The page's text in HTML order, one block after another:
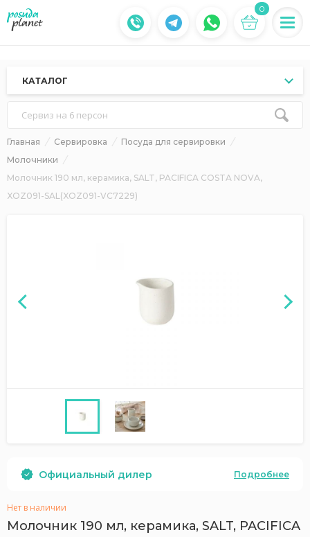
0
КАТАЛОГ
Сервиз на 6 персон
Главная Сервировка
Посуда для сервировки
Молочники
Молочник 190 мл, керамика, SALT, PACIFICA COSTA NOVA,
XOZ091-SAL(XOZ091-VC7229)
Официальный дилер Подробнее
Нет в наличии
Молочник 190 мл, керамика, SALT, PACIFICA